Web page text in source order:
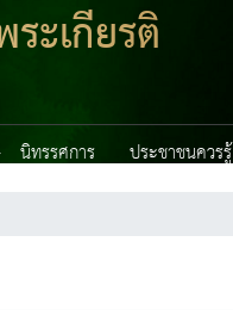
ะเกียรติ
นิทรรศการ ประชาชนควรรู้